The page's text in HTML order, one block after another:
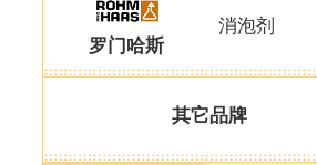
罗门哈斯
消泡剂
其它品牌